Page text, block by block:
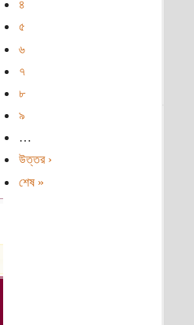
৪
৫
৬
৭
৮
৯
…
উত্তর ›
শেষ »